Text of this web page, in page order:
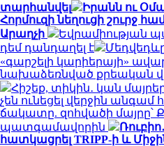
տարհանվել
Իրանն ու
Հորմուզի նեղուցի շուրջ
Արաղչի
Եվրամիության
դեմ դանդաղել է
Մեդվեդևը
«գարշելի կարիերայի»
նախաձեռնված քրեական
Հիշեք, տիկին․ կան
չեն ունեցել վերջին անգամ
ճակատը. զոհվածի մայրը՝
պատգամավորին
հատկացրել TRIPP-ի և